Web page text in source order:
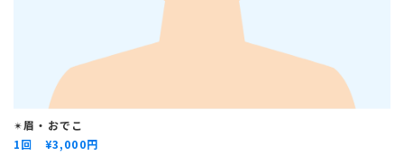
✴︎眉・おでこ
1回 ¥3,000円